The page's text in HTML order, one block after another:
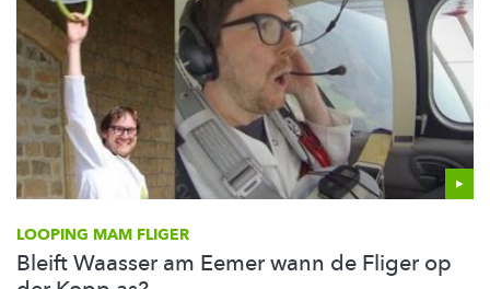
LOOPING MAM FLIGER
Bleift Waasser am Eemer wann de Fliger op